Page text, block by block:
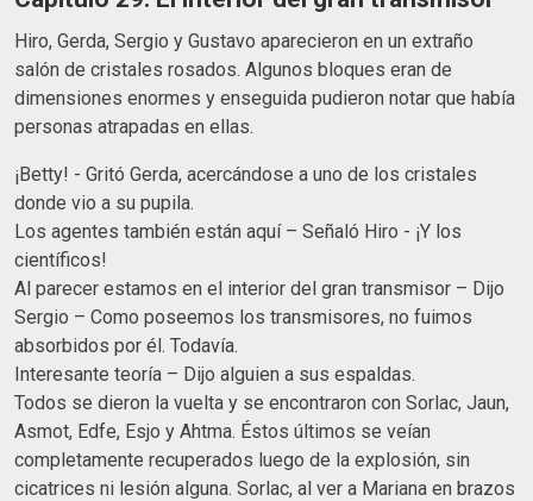
Hiro, Gerda, Sergio y Gustavo aparecieron en un extraño
salón de cristales rosados. Algunos bloques eran de
dimensiones enormes y enseguida pudieron notar que había
personas atrapadas en ellas.
¡Betty! - Gritó Gerda, acercándose a uno de los cristales
donde vio a su pupila.
Los agentes también están aquí – Señaló Hiro - ¡Y los
científicos!
Al parecer estamos en el interior del gran transmisor – Dijo
Sergio – Como poseemos los transmisores, no fuimos
absorbidos por él. Todavía.
Interesante teoría – Dijo alguien a sus espaldas.
Todos se dieron la vuelta y se encontraron con Sorlac, Jaun,
Asmot, Edfe, Esjo y Ahtma. Éstos últimos se veían
completamente recuperados luego de la explosión, sin
cicatrices ni lesión alguna. Sorlac, al ver a Mariana en brazos